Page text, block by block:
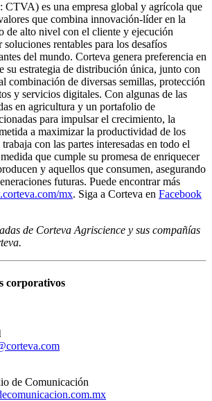
es una empresa global y agrícola que
que combina innovación-líder en la
de alto nivel con el cliente y ejecución
rentables para los desafíos
del mundo. Corteva genera preferencia en
su estrategia de distribución única, junto con
combinación de diversas semillas, protección
y servicios digitales. Con algunas de las
en agricultura y un portafolio de
para impulsar el crecimiento, la
a maximizar la productividad de los
con las partes interesadas en todo el
que cumple su promesa de enriquecer
y aquellos que consumen, asegurando
futuras. Puede encontrar más
mx. Siga a Corteva en Facebook
de Corteva Agriscience y sus compañías
corporativos
de Comunicación